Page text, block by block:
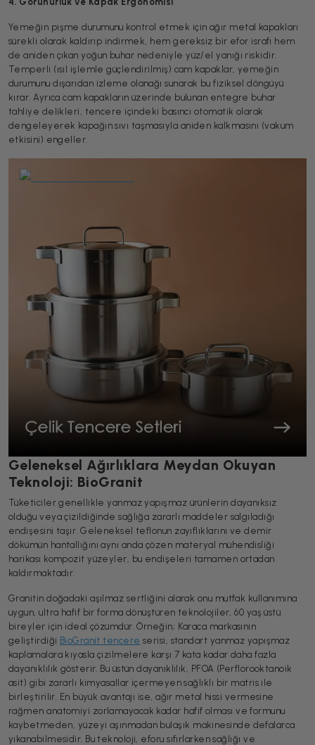
Yemeğin pişme durumunu kontrol etmek için ağır metal kapakları
sürekli olarak kaldırıp indirmek, hem gereksiz bir efor israfı hem
de aniden çıkan yoğun buhar nedeniyle yüz/el yanığı riskidir.
Temperli (ısıl işlemle güçlendirilmiş) cam kapaklar, yemeğin
durumunu dışarıdan izleme olanağı sunarak bu fiziksel döngüyü
kırar. Ayrıca cam kapakların üzerinde bulunan entegre buhar
tahliye delikleri, tencere içindeki basıncı otomatik olarak
dengeleyerek kapağın sıvı taşmasıyla aniden kalkmasını (vakum
etkisini) engeller.
Geleneksel Ağırlıklara Meydan Okuyan
Teknoloji: BioGranit
Tüketiciler genellikle yanmaz yapışmaz ürünlerin dayanıksız
olduğu veya çizildiğinde sağlığa zararlı maddeler salgıladığı
endişesini taşır. Geleneksel teflonun zayıflıklarını ve demir
dökümün hantallığını aynı anda çözen materyal mühendisliği
harikası kompozit yüzeyler, bu endişeleri tamamen ortadan
kaldırmaktadır.
Granitin doğadaki aşılmaz sertliğini alarak onu mutfak kullanımına
uygun, ultra hafif bir forma dönüştüren teknolojiler, 60 yaş üstü
bireyler için ideal çözümdür. Örneğin; Karaca markasının
geliştirdiği BioGranit tencere serisi, standart yanmaz yapışmaz
kaplamalara kıyasla çizilmelere karşı 7 kata kadar daha fazla
dayanıklılık gösterir. Bu üstün dayanıklılık, PFOA (Perflorooktanoik
asit) gibi zararlı kimyasallar içermeyen sağlıklı bir matris ile
birleştirilir. En büyük avantajı ise, ağır metal hissi vermesine
rağmen anatomiyi zorlamayacak kadar hafif olması ve formunu
kaybetmeden, yüzeyi aşınmadan bulaşık makinesinde defalarca
yıkanabilmesidir. Bu teknoloji, eforu sıfırlarken sağlığı ve